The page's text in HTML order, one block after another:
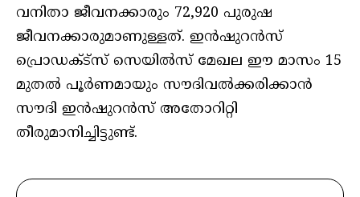
വനിതാ ജീവനക്കാരും 72,920 പുരുഷ
ജീവനക്കാരുമാണുള്ളത്. ഇന്‍ഷുറന്‍സ്
പ്രൊഡക്ട്‌സ് സെയില്‍സ് മേഖല ഈ മാസം 15
മുതല്‍ പൂര്‍ണമായും സൗദിവല്‍ക്കരിക്കാന്‍
സൗദി ഇന്‍ഷുറന്‍സ് അതോറിറ്റി
തീരുമാനിച്ചിട്ടുണ്ട്.